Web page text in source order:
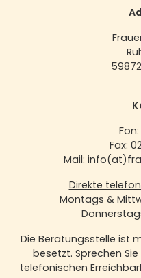
Fon:
Fax:
Mail:
Direkte
Montags &
Die Beratungsstelle ist
besetzt. Sprechen
telefonischen